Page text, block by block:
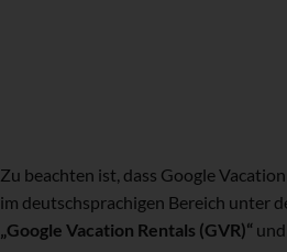
Zu beachten ist, dass Google
im deutschsprachigen Bereich unter
„Google Vacation Rentals (GVR)“ und